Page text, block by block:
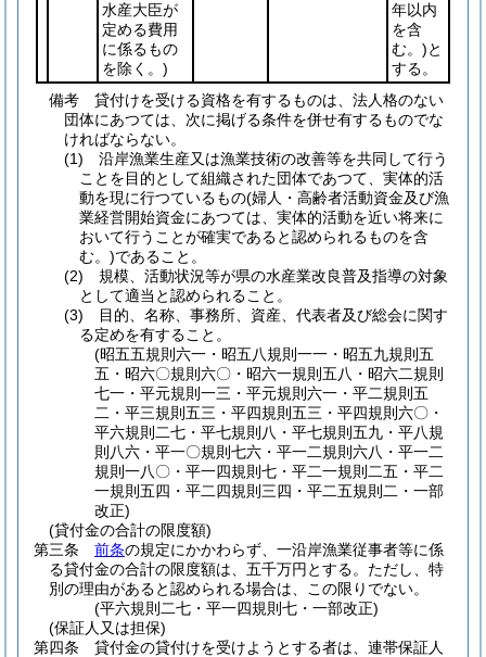
水産大臣が
定める費用
に係るもの
を除く。)
年以内
を含
む。)と
する。
備考 貸付けを受ける資格を有するものは、法人格のない
団体にあつては、次に掲げる条件を併せ有するものでな
ければならない。
(1) 沿岸漁業生産又は漁業技術の改善等を共同して行う
ことを目的として組織された団体であつて、実体的活
動を現に行つているもの(婦人・高齢者活動資金及び漁
業経営開始資金にあつては、実体的活動を近い将来に
おいて行うことが確実であると認められるものを含
む。)であること。
(2) 規模、活動状況等が県の水産業改良普及指導の対象
として適当と認められること。
(3) 目的、名称、事務所、資産、代表者及び総会に関す
る定めを有すること。
(昭五五規則六一・昭五八規則一一・昭五九規則五
五・昭六〇規則六〇・昭六一規則五八・昭六二規則
七一・平元規則一三・平元規則六一・平二規則五
二・平三規則五三・平四規則五三・平四規則六〇・
平六規則二七・平七規則八・平七規則五九・平八規
則八六・平一〇規則七六・平一二規則六八・平一二
規則一八〇・平一四規則七・平二一規則二五・平二
一規則五四・平二四規則三四・平二五規則二・一部
改正)
(貸付金の合計の限度額)
第三条
前条の規定にかかわらず、一沿岸漁業従事者等に係
る貸付金の合計の限度額は、五千万円とする。 ただし、特
別の理由があると認められる場合は、この限りでない。
(平六規則二七・平一四規則七・一部改正)
(保証人又は担保)
第四条
貸付金の貸付けを受けようとする者は、連帯保証人